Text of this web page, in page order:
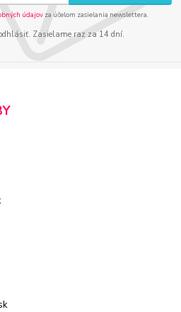
údajov za účelom zasielania newslettera.
Zasielame raz za 14 dní.